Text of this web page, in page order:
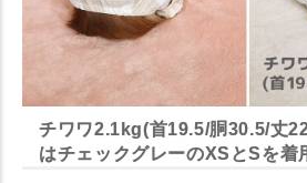
チワワ2.1kg(首19.5/胴30.5/丈
はチェックグレーのXSとSを着